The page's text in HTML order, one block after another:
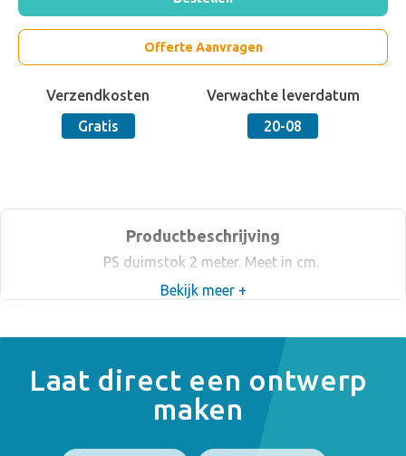
Offerte Aanvragen
Verzendkosten
Gratis
Verwachte leverdatum
20-08
Productbeschrijving
PS duimstok 2 meter. Meet in cm.
Bekijk meer +
Laat direct een ontwerp
maken